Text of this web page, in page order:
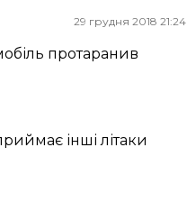
29 грудня 2018 21:24
протаранив
інші літаки